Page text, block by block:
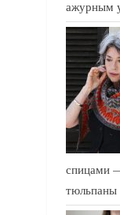
ажурным
спицами
тюльпаны